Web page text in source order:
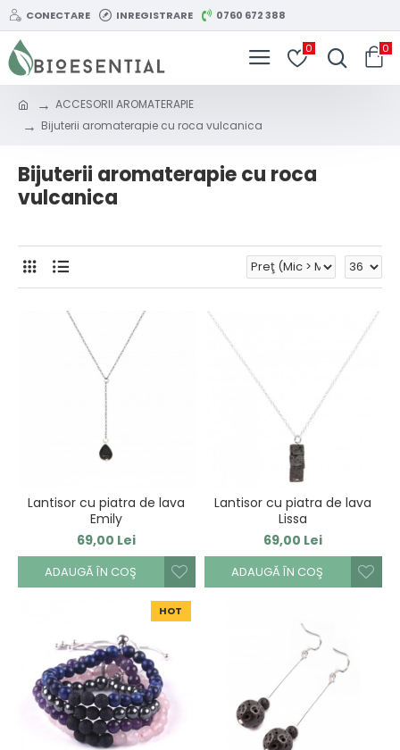
CONECTARE INREGISTRARE 0760 672 388
0 0
ACCESORII AROMATERAPIE
Bijuterii aromaterapie cu roca vulcanica
Bijuterii aromaterapie cu roca
vulcanica
Lantisor cu piatra de lava
Emily
69,00 Lei
ADAUGĂ ÎN COŞ
Lantisor cu piatra de lava
Lissa
69,00 Lei
ADAUGĂ ÎN COŞ
HOT